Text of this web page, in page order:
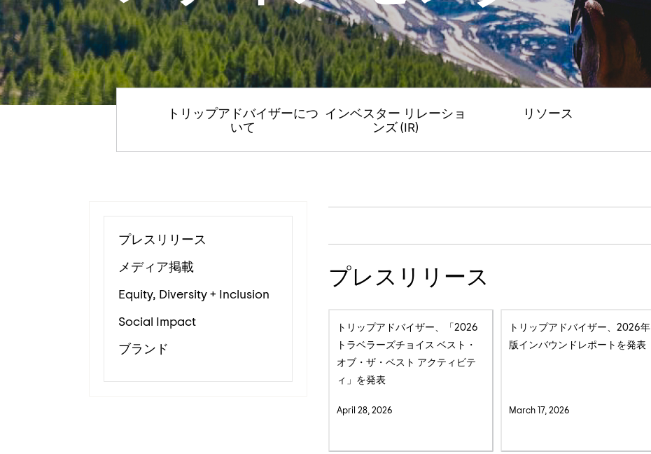
トリップアドバイザーにつ
いて
インベスター リレーショ
ンズ (IR)
リソース
プレスリリース
メディア掲載
Equity, Diversity + Inclusion
Social Impact
ブランド
プレスリリース
トリップアドバイザー、「2026
トラベラーズチョイス ベスト・
オブ・ザ・ベスト アクティビテ
ィ」を発表
April 28, 2026
トリップアドバイザー、2026年
版インバウンドレポートを発表
March 17, 2026